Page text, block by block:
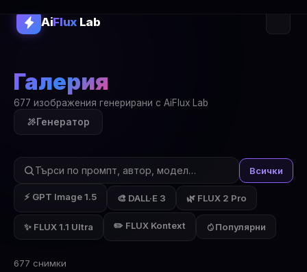
AiFluxLab
Галерия
677 изображения генерирани с AiFlux Lab
Генератор
Всички
⚡ GPT Image 1.5 🎨 DALL·E 3 🌿 FLUX 2 Pro
✨ FLUX 1.1 Ultra ✏️ FLUX Kontext Популярни
677 снимки